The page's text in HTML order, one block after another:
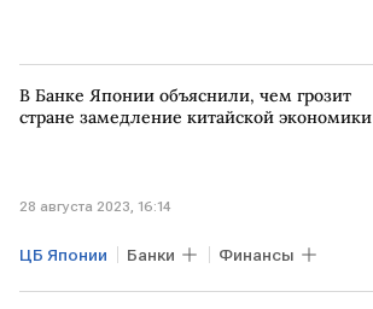
В Банке Японии объяснили, чем грозит
стране замедление китайской экономики
28 августа 2023, 16:14
ЦБ Японии Банки Финансы
Экономика ЯПОНИЯ КИТАЙ